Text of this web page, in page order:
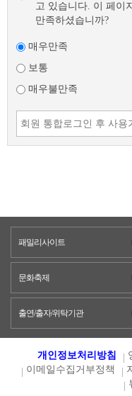
고 있습니다. 이 페이
만족하셨습니까?
매우만족
보통
매우불만족
패밀리사이트
문화축제
출연/출자/위탁기관
개인정보처리방침
이메일수집거부정책